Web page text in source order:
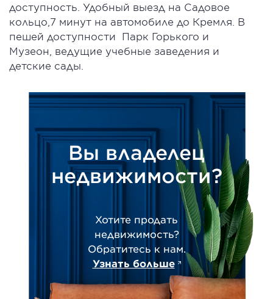
доступность. Удобный выезд на Садовое
кольцо,7 минут на автомобиле до Кремля. В
пешей доступности Парк Горького и
Музеон, ведущие учебные заведения и
детские сады.
Вы владелец
недвижимости?
Хотите продать
недвижимость?
Обратитесь к нам.
Узнать больше